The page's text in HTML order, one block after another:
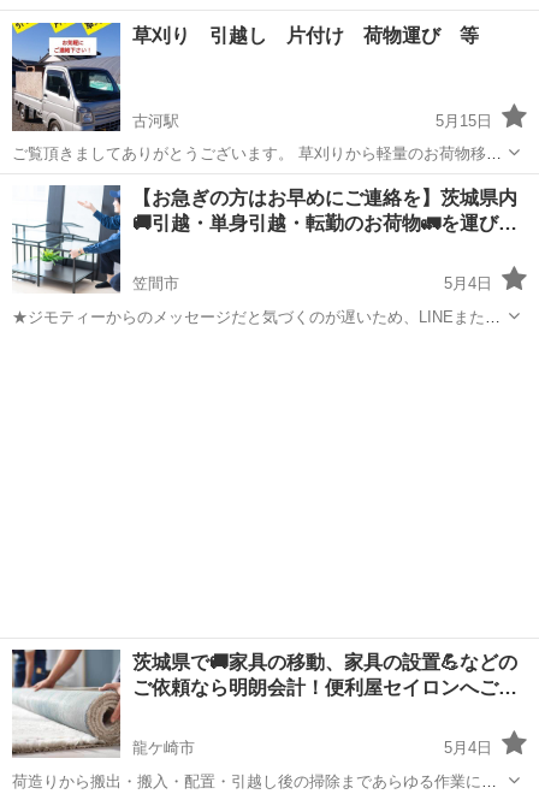
草刈り 引越し 片付け 荷物運び 等
古河駅
5月15日
ご覧頂きましてありがとうございます。 草刈りから軽量のお荷物移
動 引越し 片付け等などございましたら、お気軽にご連絡下さい。
出来るだけ ご希望の日程にご対応させて頂きたいと思います！ お気
軽にご連絡ください！ お...
茨城 古河市 古河駅 引っ越し
【お急ぎの方はお早めにご連絡を】茨城県内
🚚引越・単身引越・転勤のお荷物🚛を運び…
笠間市
5月4日
★ジモティーからのメッセージだと気づくのが遅いため、LINEまたは
茨城県で🚚家具の移動、家具の設置💪などの
ご依頼なら明朗会計！便利屋セイロンへご…
龍ケ崎市
5月4日
荷造りから搬出・搬入・配置・引越し後の掃除まであらゆる作業に対